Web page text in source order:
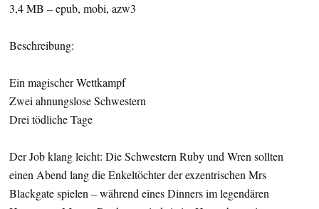
3,4 MB – epub, mobi, azw3
Beschreibung:
Ein magischer Wettkampf
Zwei ahnungslose Schwestern
Drei tödliche Tage
Der Job klang leicht: Die Schwestern Ruby und Wren sollten
einen Abend lang die Enkeltöchter der exzentrischen Mrs
Blackgate spielen – während eines Dinners im legendären